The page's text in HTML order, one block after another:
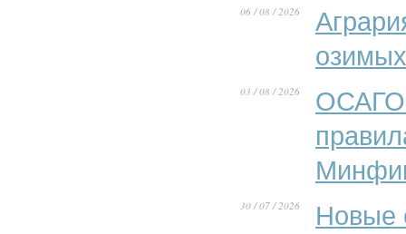
06 / 08 / 2026
03 / 08 / 2026
ОСАГО
30 / 07 / 2026
Новые